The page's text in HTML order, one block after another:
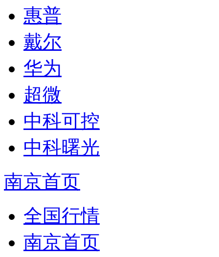
惠普
戴尔
华为
超微
中科可控
中科曙光
南京首页
全国行情
南京首页